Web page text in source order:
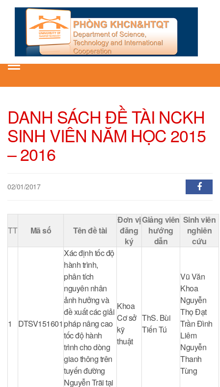
Toggle
DANH SÁCH ĐỀ TÀI NCKH
SINH VIÊN NĂM HỌC 2015
– 2016
02/01/2017
TT Mã số Tên đề tài
Đơn vị
đăng
ký
Giảng viên
hướng
dẫn
Sinh viên
nghiên
cứu
1 DTSV151601
Xác định tốc độ
hành trình,
phân tích
nguyên nhân
ảnh hưởng và
đề xuất các giải
pháp nâng cao
tốc độ hành
trình cho dòng
giao thông trên
tuyến đường
Nguyễn Trãi tại
Khoa
Cơ sở
kỹ
thuật
ThS. Bùi
Tiến Tú
Vũ Văn
Khoa
Nguyễn
Thọ Đạt
Trần Đình
Liêm
Nguyễn
Thanh
Tùng